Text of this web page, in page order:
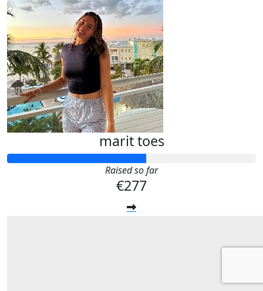
marit toes
Raised so far
€277